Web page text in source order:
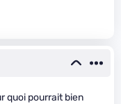
quoi pourrait bien